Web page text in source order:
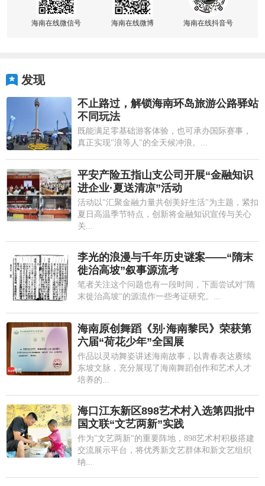
海南在线微信号 海南在线微博 海南在线抖音号
发现
不止路过，解锁海南环岛旅游公路驿站
不同玩法
既能满足零基础游客体验，也可承办国际赛事，
真正实现"浪等人"的全天候冲浪。...
平安产险五指山支公司开展“金融知识
进企业·夏送清凉”活动
活动以"汇聚金融力量共创美好生活"为主题，紧扣
夏日高温季节特点，创新将金融知识宣传与关心
关...
李光的浪漫与千年历史谜案——“隋末
徙治高坡”叙事源流考
笔者关注这个问题也有一段时间，下面尝试对"隋
末徙治高坡"的源流作一些考证研究。...
海南原创舞蹈《别·海南黎民》荣获第
六届“荷花少年”全国展
作品以灵动舞姿讲述海南故事，以青春表达赓续
东坡文脉，充分展现了海南舞蹈创作和艺术人才
培养的...
海口江东新区898艺术村入选第四批中
国文联“文艺两新”实践
作为"文艺两新"的重要阵地，898艺术村积极搭建
交流展示平台，将优秀新文艺群体和新文艺组织
纳...